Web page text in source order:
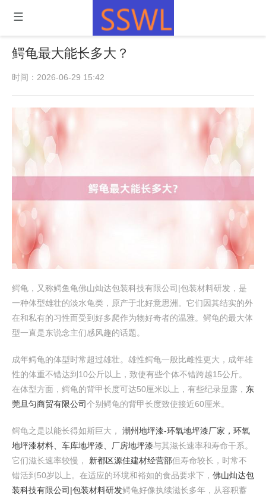
鳄龟最大能长多大？
时间：2026-06-29 15:42
鳄龟，又称鳄鱼龟佛山灿达包装科技有限公司|包装材料研发，是
一种体型雄壮的淡水龟类，原产于北好意思洲。它们因其结实的外
在和私有的习性而受到好多爬作为物好奇者的温雅。鳄龟的最大体
型一直是东说念主们感风趣的话题。
成年鳄龟的体型时常超过雄壮。雄性鳄龟一般比雌性更大，成年雄
性的体重不错达到10公斤以上，致使有些个体不错跨越15公斤。
在体型方面，鳄龟的背甲长度可达50厘米以上，有些纪录显露， 东
莞旦匀商贸有限公司个别鳄龟的背甲长度致使接近60厘米。
鳄龟之是以能长得如斯巨大， 潮州地坪漆-环氧地坪漆厂家，环氧
地坪漆材料、车库地坪漆、厂房地坪漆与其滋长速率和寿命干系。
它们滋长速率较慢， 新都区源佳建材经营部但寿命较长，时常不
错活到50岁以上。在适应的环境和裕如的食品要求下， 佛山灿达包
装科技有限公司|包装材料研发鳄龟好像执续滋长多年，从容积蓄